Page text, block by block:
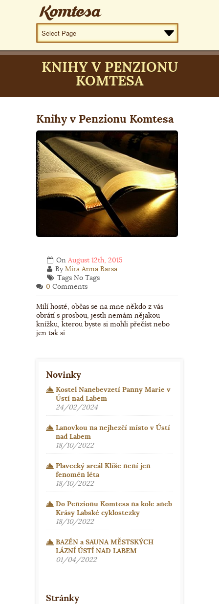
KNIHY V PENZIONU
KOMTESA
Knihy v Penzionu Komtesa
On August 12th, 2015
ByMira Anna Barsa
Tags No Tags
0 Comments
Milí hosté, občas se na mne někdo z vás
obrátí s prosbou, jestli nemám nějakou
knížku, kterou byste si mohli přečíst nebo
jen tak si…
Novinky
Kostel Nanebevzetí Panny Marie v
Ústí nad Labem
24/02/2024
Lanovkou na nejhezčí místo v Ústí
nad Labem
18/10/2022
Plavecký areál Klíše není jen
fenomén léta
18/10/2022
Do Penzionu Komtesa na kole aneb
Krásy Labské cyklostezky
18/10/2022
BAZÉN a SAUNA MĚSTSKÝCH
LÁZNÍ ÚSTÍ NAD LABEM
01/04/2022
Stránky